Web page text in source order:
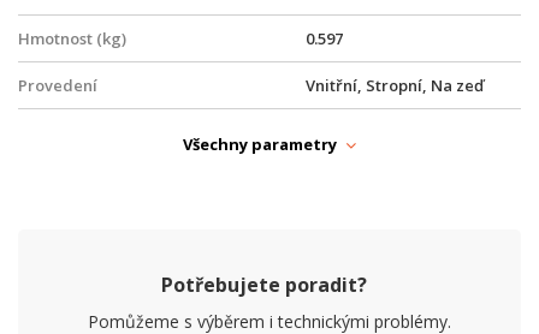
Hmotnost (kg) 0.597
Provedení Vnitřní, Stropní, Na zeď
Ano
Všechny parametry
Potřebujete poradit?
Pomůžeme s výběrem i technickými problémy.